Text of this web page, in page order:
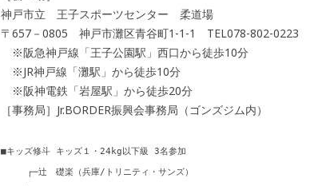
神戸市立 王子スポーツセンター 柔道場
〒657－0805 神戸市灘区青谷町1-1-1 TEL078-802-0223
※阪急神戸線「王子公園駅」西口から徒歩10分
※JR神戸線「灘駅」から徒歩10分
※阪神電鉄「岩屋駅」から徒歩20分
［事務局］Jr.BORDER振興会事務局（ゴンズジム内）
■キッズ修斗 キッズ１・24kg以下級 3名参加
┌─辻 礎楽（兵庫/トリニティ・サンズ）